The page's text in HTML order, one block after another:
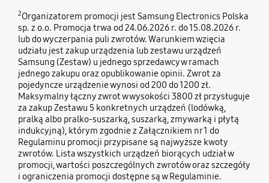
2Organizatorem promocji jest Samsung Electronics Polska
sp. z o.o. Promocja trwa od 24.06.2026 r. do 15.08.2026 r.
lub do wyczerpania puli zwrotów. Warunkiem wzięcia
udziału jest zakup urządzenia lub zestawu urządzeń
Samsung (Zestaw) u jednego sprzedawcy w ramach
jednego zakupu oraz opublikowanie opinii. Zwrot za
pojedyncze urządzenie wynosi od 200 do 1200 zł.
Maksymalny łączny zwrot w wysokości 3800 zł przysługuje
za zakup Zestawu 5 konkretnych urządzeń (lodówką,
pralką albo pralko-suszarką, suszarką, zmywarką i płytą
indukcyjną), którym zgodnie z Załącznikiem nr 1 do
Regulaminu promocji przypisane są najwyższe kwoty
zwrotów. Lista wszystkich urządzeń biorących udział w
promocji, wartości poszczególnych zwrotów oraz szczegóły
i ograniczenia promocji dostępne są w Regulaminie.